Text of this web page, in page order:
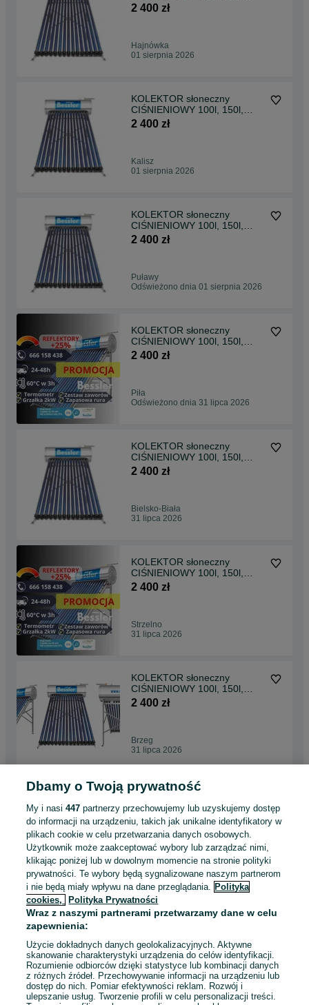
200l, 240l - BESSLER.PL
2 400 zł
Hajnówka
01 sierpnia 2026
KOLEKTOR słoneczny
CIŚNIENIOWY 100l, 150l,
200l, 240l - BESSLER.PL
2 400 zł
Kalisz
01 sierpnia 2026
KOLEKTOR słoneczny
CIŚNIENIOWY 100l, 150l,
200l, 240l - BESSLER.PL
2 400 zł
Puławy
Odświeżono dnia 01 sierpnia 2026
KOLEKTOR słoneczny
CIŚNIENIOWY 100l, 150l,
200l, 240l - BESSLER.PL
2 400 zł
Piła
Odświeżono dnia 31 lipca 2026
KOLEKTOR słoneczny
CIŚNIENIOWY 100l, 150l,
200l, 240l - BESSLER.PL
2 400 zł
Bielsko-Biała
31 lipca 2026
KOLEKTOR słoneczny
CIŚNIENIOWY 100l, 150l,
200l, 240l - BESSLER.PL
2 400 zł
Strzelno
31 lipca 2026
KOLEKTOR słoneczny
CIŚNIENIOWY 100l, 150l,
200l, 240l - BESSLER.PL
2 400 zł
Brzeg
31 lipca 2026
KOLEKTOR słoneczny
CIŚNIENIOWY 100l, 150l,
200l, 240l - BESSLER.PL
2 400 zł
Kłodzko
31 lipca 2026
KOLEKTOR słoneczny
CIŚNIENIOWY 100l, 150l,
Żłobizna
31 lipca 2026
Dbamy o Twoją prywatność
My i nasi447 partnerzy przechowujemy lub uzyskujemy dostęp
do informacji na urządzeniu, takich jak unikalne identyfikatory w
plikach cookie w celu przetwarzania danych osobowych.
Użytkownik może zaakceptować wybory lub zarządzać nimi,
klikając poniżej lub w dowolnym momencie na stronie polityki
prywatności. Te wybory będą sygnalizowane naszym partnerom
i nie będą miały wpływu na dane przeglądania. Polityka
cookies,
Polityka Prywatności
Wraz z naszymi partnerami przetwarzamy dane w celu
zapewnienia:
Użycie dokładnych danych geolokalizacyjnych. Aktywne
skanowanie charakterystyki urządzenia do celów identyfikacji.
Rozumienie odbiorców dzięki statystyce lub kombinacji danych
z różnych źródeł. Przechowywanie informacji na urządzeniu lub
dostęp do nich. Pomiar efektywności reklam. Rozwój i
ulepszanie usług. Tworzenie profili w celu personalizacji treści.